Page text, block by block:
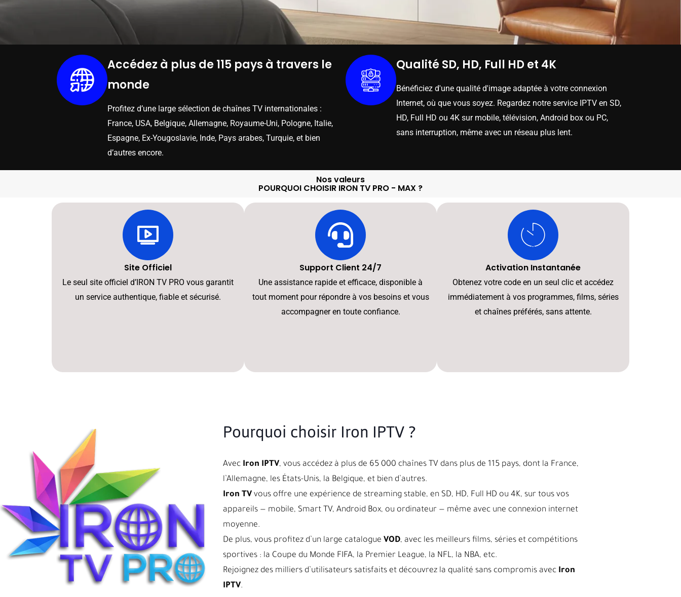
Accédez à plus de 115 pays à travers le
monde
Profitez d’une large sélection de chaînes TV internationales :
France, USA, Belgique, Allemagne, Royaume-Uni, Pologne, Italie,
Espagne, Ex-Yougoslavie, Inde, Pays arabes, Turquie, et bien
d’autres encore.
Qualité SD, HD, Full HD et 4K
Bénéficiez d'une qualité d'image adaptée à votre connexion
Internet, où que vous soyez. Regardez notre service IPTV en SD,
HD, Full HD ou 4K sur mobile, télévision, Android box ou PC,
sans interruption, même avec un réseau plus lent.
Nos valeurs
POURQUOI CHOISIR IRON TV PRO - MAX ?
Site Officiel
Le seul site officiel d’IRON TV PRO vous garantit
un service authentique, fiable et sécurisé.
Support Client 24/7
Une assistance rapide et efficace, disponible à
tout moment pour répondre à vos besoins et vous
accompagner en toute confiance.
Activation Instantanée
Obtenez votre code en un seul clic et accédez
immédiatement à vos programmes, films, séries
et chaînes préférés, sans attente.
Pourquoi choisir Iron IPTV ?
Avec Iron IPTV, vous accédez à plus de 65 000 chaînes TV dans plus de 115 pays, dont la France,
l’Allemagne, les États-Unis, la Belgique, et bien d’autres.
Iron TVvous offre une expérience de streaming stable, en SD, HD, Full HD ou 4K, sur tous vos
appareils — mobile, Smart TV, Android Box, ou ordinateur — même avec une connexion internet
moyenne.
De plus, vous profitez d’un large catalogue VOD, avec les meilleurs films, séries et compétitions
sportives : la Coupe du Monde FIFA, la Premier League, la NFL, la NBA, etc.
Rejoignez des milliers d’utilisateurs satisfaits et découvrez la qualité sans compromis avec Iron
IPTV.